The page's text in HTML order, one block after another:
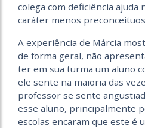
colega com deficiência ajuda
caráter menos
A experiência de Márcia
de forma geral, não
ter em sua turma um aluno
ele sente na maioria das
professor se sente
esse aluno, principalmente
escolas encaram que este é